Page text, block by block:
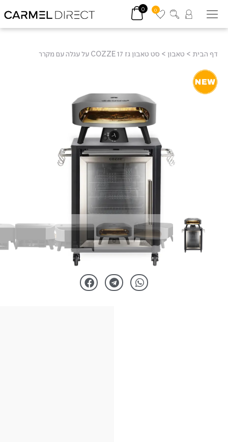
0
0
דף הבית > טאבון > סט טאבון גז 17 COZZE על עגלה עם מקרר